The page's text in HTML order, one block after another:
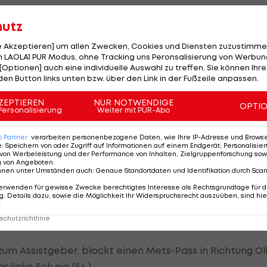
fast zurückhaltend.
in der neunten Minute der Knoten: ÖFB-Legionär
und bringt die Flanke ideal zu Musiala, der an der
noch an die Latte (11.), Musiala (28.) scheitert
ist, schalten die Bayern nach der Pause noch
Goretzka, der das historische 102. Saisontor erzielt.
trifft er per Volley (53.).
Assistgeber, blockt einen Mets-Pass in Richtung
Akzeptieren] um allen Zwecken, Cookies und Diensten
PUR Modus, ohne Tracking uns Peronsalisierung von
auch eine individuelle Auswahl zu treffen. Sie können
Button links unten bzw. über den Link in der Fußzeile anpassen.
NUR NOTWENDIGE
Weiter mit PUR-Abo
Partner verarbeiten personenbezogene Daten, wie Ihre IP-Adresse und
: Speichern von oder Zugriff auf Informationen auf einem Endgerät;
Werbeleistung und der Performance von Inhalten, Zielgruppenforschung
von Angeboten
unter Umständen auch: Genaue Standortdaten und Identifikation durch
für gewisse Zwecke berechtigtes Interesse als Rechtsgrundlage für
Details dazu, sowie die Möglichkeit Ihr Widerspruchsrecht auszuüben, sind